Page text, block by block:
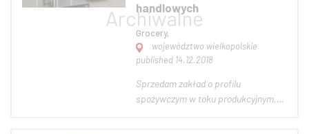
handlowych
Grocery,
województwo wielkopolskie
published 14.12.2018
Sprzedam zakład o profilu
spożywczym w toku produkcyjnym,